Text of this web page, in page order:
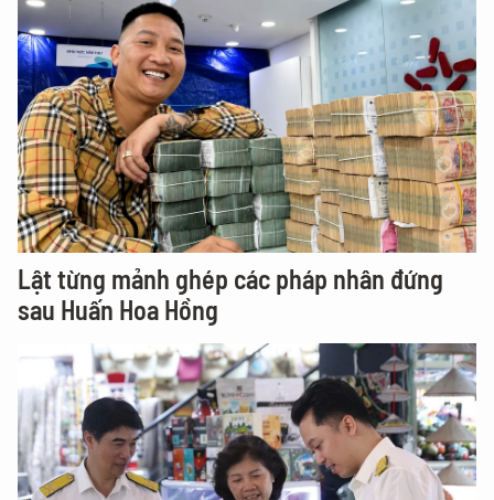
Lật từng mảnh ghép các pháp nhân đứng
sau Huấn Hoa Hồng